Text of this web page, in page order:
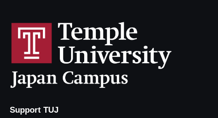
Support TUJ